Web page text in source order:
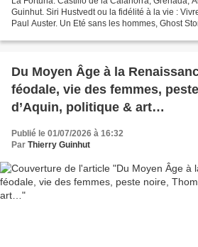
Guinhut. Siri Hustvedt ou la fidélité à la vie :
Paul Auster. Un Eté sans les hommes, Ghost
Du Moyen Âge à la
féodale, vie des femmes,
d’Aquin, politique & art…
Publié le 01/07/2026 à 16:32
Par Thierry Guinhut